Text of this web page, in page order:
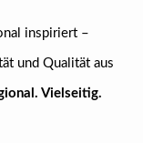
inspiriert –
und Qualität aus
Vielseitig.